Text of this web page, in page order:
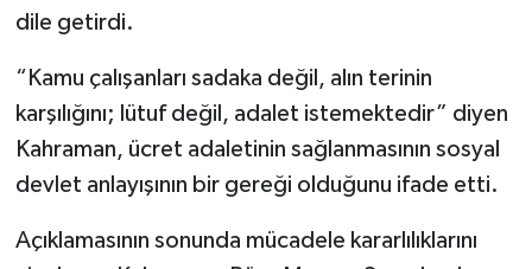
dile getirdi.
“Kamu çalışanları sadaka değil, alın terinin
karşılığını; lütuf değil, adalet istemektedir” diyen
Kahraman, ücret adaletinin sağlanmasının sosyal
devlet anlayışının bir gereği olduğunu ifade etti.
Açıklamasının sonunda mücadele kararlılıklarını